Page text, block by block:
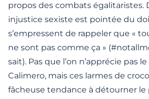
propos des combats égalitaristes.
injustice sexiste est pointée du
s’empressent de rappeler que «
ne sont pas comme ça »
sait). Pas que l’on n’apprécie pas
Calimero, mais ces larmes de
fâcheuse tendance à détourner